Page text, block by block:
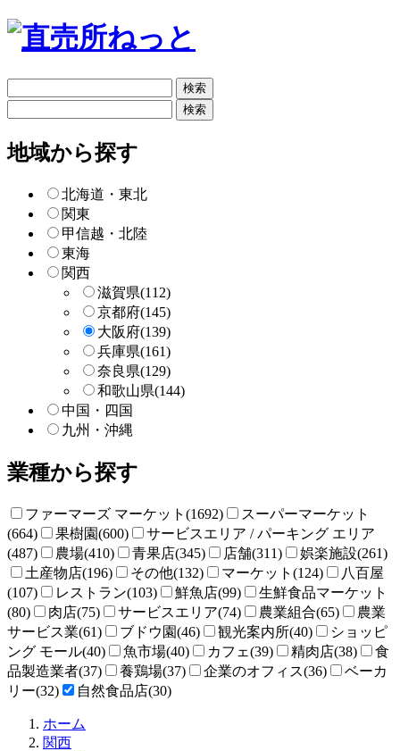
リ
ー
検
索
ー
検
地域から探す
北海道・東北
関東
甲信越・北陸
東海
関西
滋賀県(112)
京都府(145)
大阪府(139)
兵庫県(161)
奈良県(129)
和歌山県(144)
中国・四国
九州・沖縄
業種から探す
ファーマーズ マーケット(1692)
スーパーマーケット
(664)
果樹園(600)
サービスエリア / パーキング エリア
(487)
農場(410) 青果店(345) 店舗(311)
娯楽施設(261)
土産物店(196)
その他(132) マーケット(124)
八百屋
(107)
レストラン(103) 鮮魚店(99)
生鮮食品マーケット
(80)
肉店(75) サービスエリア(74) 農業組合(65)
農業
サービス業(61)
ブドウ園(46) 観光案内所(40)
ショッピ
ング モール(40)
魚市場(40) カフェ(39) 精肉店(38)
食
品製造業者(37)
養鶏場(37) 企業のオフィス(36)
ベーカ
リー(32)
自然食品店(30)
ホーム
関西